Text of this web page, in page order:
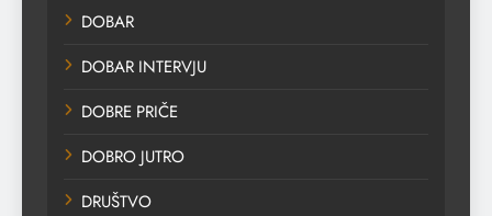
DOBAR
DOBAR INTERVJU
DOBRE PRIČE
DOBRO JUTRO
DRUŠTVO